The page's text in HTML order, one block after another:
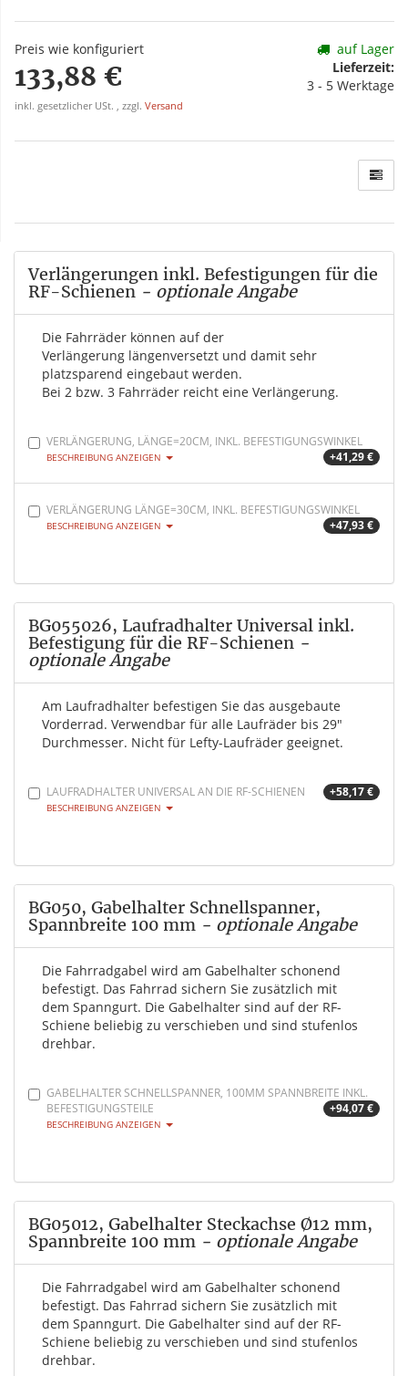
Preis wie konfiguriert
133,88 €
inkl. gesetzlicher USt. , zzgl. Versand
auf Lager
Lieferzeit:
3 - 5 Werktage
Verlängerungen inkl. Befestigungen für die
RF-Schienen - optionale Angabe
Die Fahrräder können auf der
Verlängerung längenversetzt und damit sehr
platzsparend eingebaut werden.
Bei 2 bzw. 3 Fahrräder reicht eine Verlängerung.
VERLÄNGERUNG, LÄNGE=20CM, INKL. BEFESTIGUNGSWINKEL
+41,29 €
BESCHREIBUNG ANZEIGEN
VERLÄNGERUNG LÄNGE=30CM, INKL. BEFESTIGUNGSWINKEL
+47,93 €
BESCHREIBUNG ANZEIGEN
BG055026, Laufradhalter Universal inkl.
Befestigung für die RF-Schienen -
optionale Angabe
Am Laufradhalter befestigen Sie das ausgebaute
Vorderrad. Verwendbar für alle Laufräder bis 29"
Durchmesser. Nicht für Lefty-Laufräder geeignet.
LAUFRADHALTER UNIVERSAL AN DIE RF-SCHIENEN +58,17 €
BESCHREIBUNG ANZEIGEN
BG050, Gabelhalter Schnellspanner,
Spannbreite 100 mm - optionale Angabe
Die Fahrradgabel wird am Gabelhalter schonend
befestigt. Das Fahrrad sichern Sie zusätzlich mit
dem Spanngurt. Die Gabelhalter sind auf der RF-
Schiene beliebig zu verschieben und sind stufenlos
drehbar.
GABELHALTER SCHNELLSPANNER, 100MM SPANNBREITE INKL.
BEFESTIGUNGSTEILE
+94,07 €
BESCHREIBUNG ANZEIGEN
BG05012, Gabelhalter Steckachse Ø12 mm,
Spannbreite 100 mm - optionale Angabe
Die Fahrradgabel wird am Gabelhalter schonend
befestigt. Das Fahrrad sichern Sie zusätzlich mit
dem Spanngurt. Die Gabelhalter sind auf der RF-
Schiene beliebig zu verschieben und sind stufenlos
drehbar.